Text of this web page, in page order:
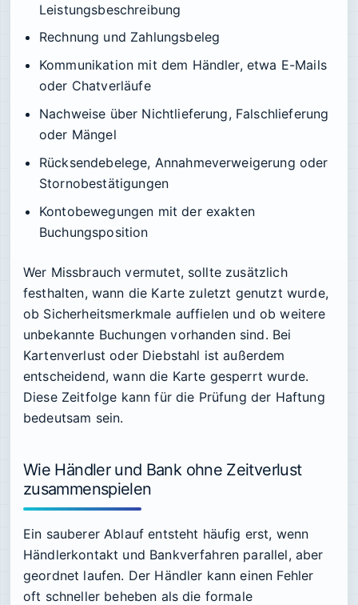
Leistungsbeschreibung
Rechnung und Zahlungsbeleg
Kommunikation mit dem Händler, etwa E-Mails
oder Chatverläufe
Nachweise über Nichtlieferung, Falschlieferung
oder Mängel
Rücksendebelege, Annahmeverweigerung oder
Stornobestätigungen
Kontobewegungen mit der exakten
Buchungsposition
Wer Missbrauch vermutet, sollte zusätzlich
festhalten, wann die Karte zuletzt genutzt wurde,
ob Sicherheitsmerkmale auffielen und ob weitere
unbekannte Buchungen vorhanden sind. Bei
Kartenverlust oder Diebstahl ist außerdem
entscheidend, wann die Karte gesperrt wurde.
Diese Zeitfolge kann für die Prüfung der Haftung
bedeutsam sein.
Wie Händler und Bank ohne Zeitverlust
zusammenspielen
Ein sauberer Ablauf entsteht häufig erst, wenn
Händlerkontakt und Bankverfahren parallel, aber
geordnet laufen. Der Händler kann einen Fehler
oft schneller beheben als die formale